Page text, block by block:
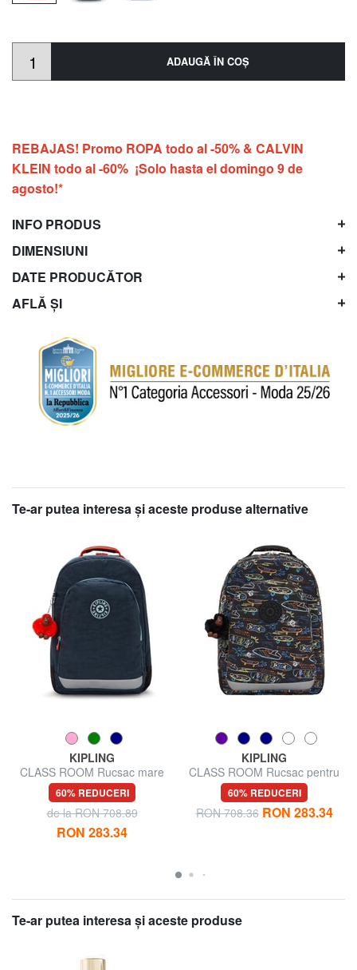
ADAUGĂ ÎN COŞ
REBAJAS! Promo ROPA todo al -50% & CALVIN
KLEIN todo al -60% ¡Solo hasta el domingo 9 de
agosto!*
INFO PRODUS
DIMENSIUNI
DATE PRODUCĂTOR
AFLĂ ȘI
Te-ar putea interesa şi aceste produse alternative
KIPLING
CLASS ROOM Rucsac mare
60% REDUCERI
de la RON 708.89
RON 283.34
KIPLING
CLASS ROOM Rucsac pentru
laptop de 15".
60% REDUCERI
RON 708.36 RON 283.34
Te-ar putea interesa şi aceste produse